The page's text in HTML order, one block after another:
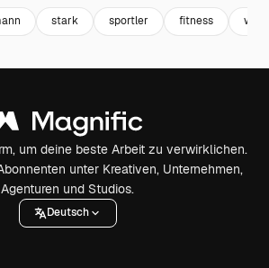
stark sportler fitness
um deine beste Arbeit zu verwirklichen.
unter Kreativen, Unternehmen,
Agenturen und Studios.
Deutsch